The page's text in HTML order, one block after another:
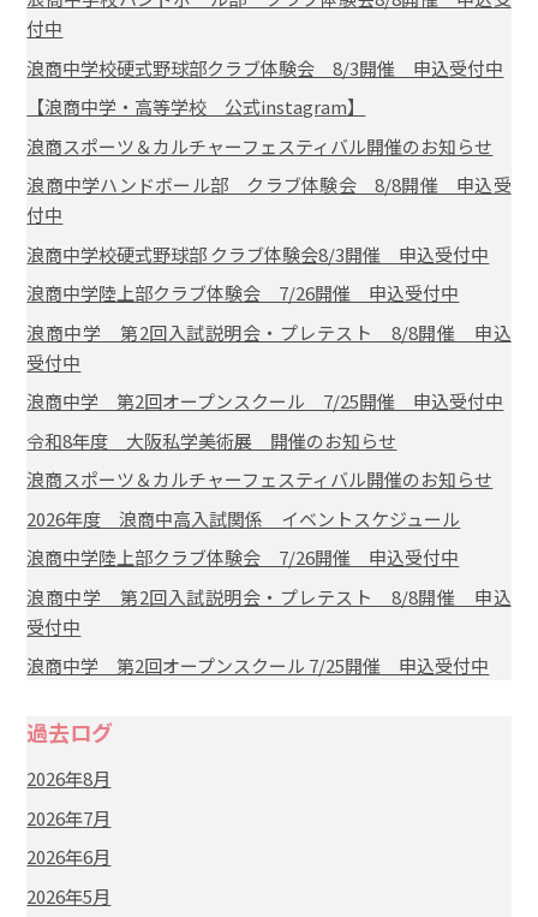
付中
浪商中学校硬式野球部クラブ体験会 8/3開催 申込受付中
【浪商中学・高等学校 公式instagram】
浪商スポーツ＆カルチャーフェスティバル開催のお知らせ
浪商中学ハンドボール部 クラブ体験会 8/8開催 申込受
付中
浪商中学校硬式野球部 クラブ体験会8/3開催 申込受付中
浪商中学陸上部クラブ体験会 7/26開催 申込受付中
浪商中学 第2回入試説明会・プレテスト 8/8開催 申込
受付中
浪商中学 第2回オープンスクール 7/25開催 申込受付中
令和8年度 大阪私学美術展 開催のお知らせ
浪商スポーツ＆カルチャーフェスティバル開催のお知らせ
2026年度 浪商中高入試関係 イベントスケジュール
浪商中学陸上部クラブ体験会 7/26開催 申込受付中
浪商中学 第2回入試説明会・プレテスト 8/8開催 申込
受付中
浪商中学 第2回オープンスクール 7/25開催 申込受付中
過去ログ
2026年8月
2026年7月
2026年6月
2026年5月